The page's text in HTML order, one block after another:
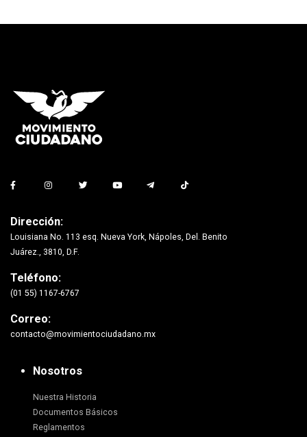
Dirección:
Louisiana No. 113 esq. Nueva York, Nápoles, Del. Benito
Juárez., 3810, D.F.
Teléfono:
(01 55) 1167-6767
Correo:
contacto@movimientociudadano.mx
Nosotros
Nuestra Historia
Documentos Básicos
Reglamentos